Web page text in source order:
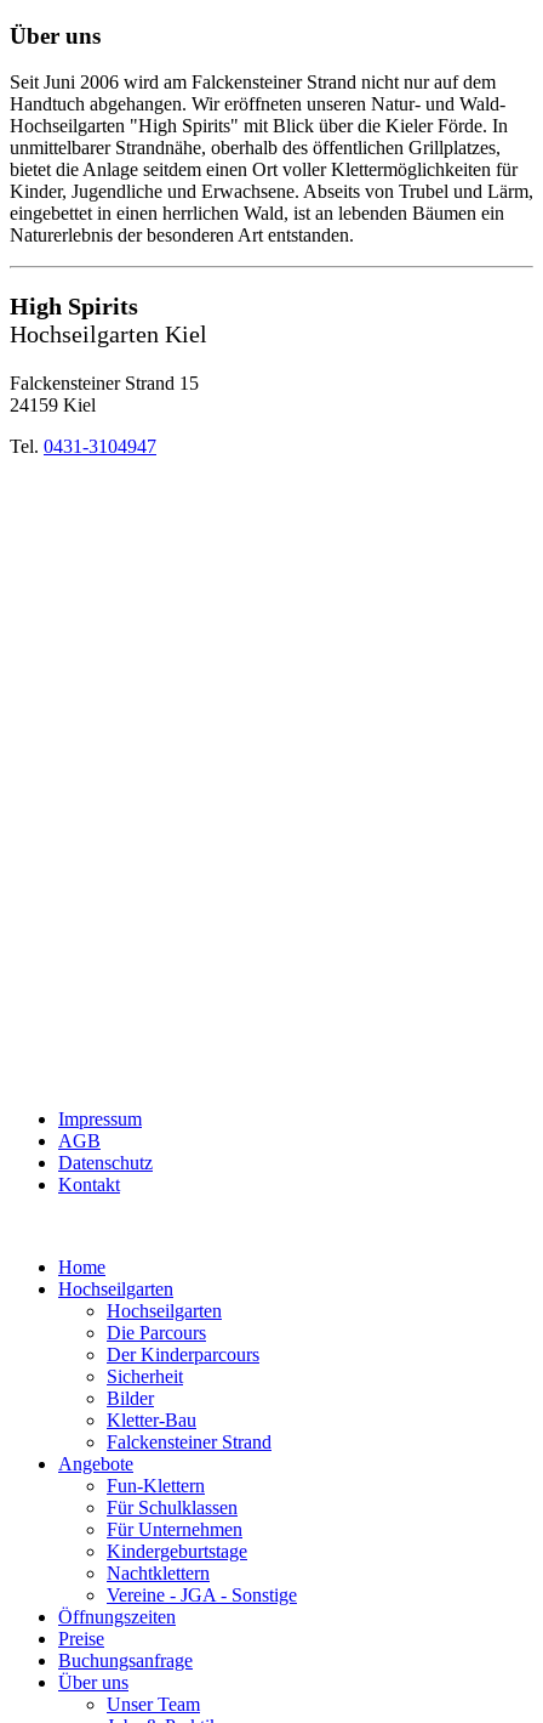
Über uns
Seit Juni 2006 wird am Falckensteiner Strand nicht nur auf dem
Handtuch abgehangen. Wir eröffneten unseren Natur- und Wald-
Hochseilgarten "High Spirits" mit Blick über die Kieler Förde. In
unmittelbarer Strandnähe, oberhalb des öffentlichen Grillplatzes,
bietet die Anlage seitdem einen Ort voller Klettermöglichkeiten für
Kinder, Jugendliche und Erwachsene. Abseits von Trubel und Lärm,
eingebettet in einen herrlichen Wald, ist an lebenden Bäumen ein
Naturerlebnis der besonderen Art entstanden.
High Spirits
Hochseilgarten Kiel
Falckensteiner Strand 15
24159 Kiel
Tel. 0431-3104947
Impressum
AGB
Datenschutz
Kontakt
Home
Hochseilgarten
Hochseilgarten
Die Parcours
Der Kinderparcours
Sicherheit
Bilder
Kletter-Bau
Falckensteiner Strand
Angebote
Fun-Klettern
Für Schulklassen
Für Unternehmen
Kindergeburtstage
Nachtklettern
Vereine - JGA - Sonstige
Öffnungszeiten
Preise
Buchungsanfrage
Über uns
Unser Team